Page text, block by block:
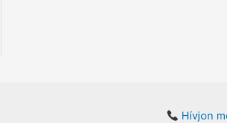
Hívjon